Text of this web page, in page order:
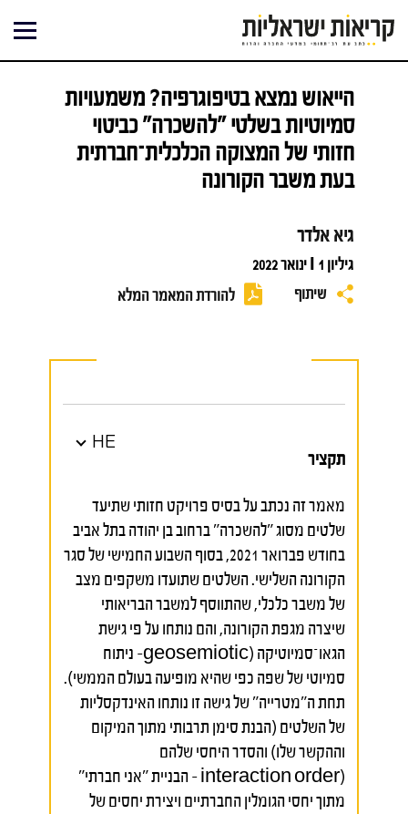
לתוכן
הייאוש נמצא בטיפוגרפיה? משמעויות
סמיוטיות בשלטי "להשכרה" כביטוי
חזותי של המצוקה הכלכלית־חברתית
בעת משבר הקורונה
גיא אלדר
גיליון 1 I ינואר 2022
להורדת המאמר המלא
שיתוף
תקציר
HE
מאמר זה נכתב על בסיס פרויקט חזותי שתיעד
שלטים מסוג "להשכרה" ברחוב בן יהודה בתל אביב
בחודש פברואר 2021, בסוף השבוע החמישי של סגר
הקורונה השלישי. השלטים שתועדו משקפים מצב
של משבר כלכלי, שהתווסף למשבר הבריאותי
שיצרה מגפת הקורונה, והם נותחו על פי גישת
הגאו־סמיוטיקה (geosemiotic– ניתוח
סמיוטי של שפה כפי שהיא מופיעה בעולם הממשי).
תחת ה"מטרייה" של גישה זו נותחו האינדקסליות
של השלטים (הבנת סימן תרבותי מתוך המיקום
וההקשר שלו) והסדר היחסי שלהם
(interaction order – הבניית "אני חברתי"
מתוך יחסי הגומלין החברתיים ויצירת יחסים של